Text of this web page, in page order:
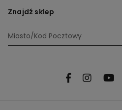
Znajdź sklep